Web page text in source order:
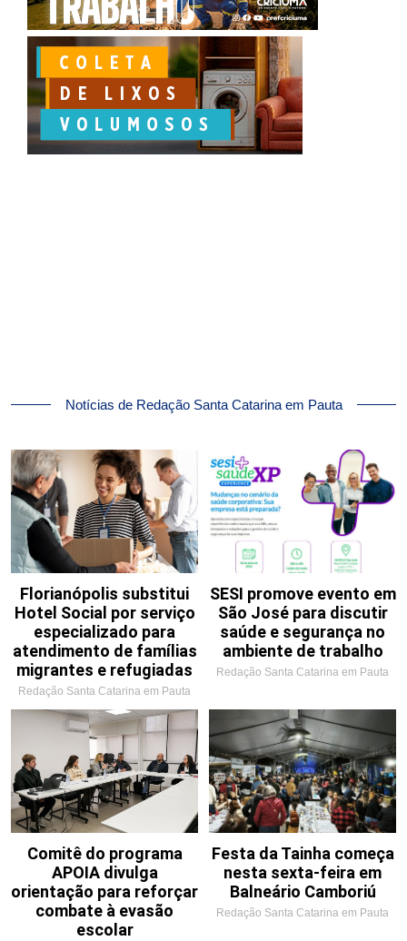
Notícias de Redação Santa Catarina em Pauta
Florianópolis substitui
Hotel Social por serviço
especializado para
atendimento de famílias
migrantes e refugiadas
Redação Santa Catarina em Pauta
SESI promove evento em
São José para discutir
saúde e segurança no
ambiente de trabalho
Redação Santa Catarina em Pauta
Comitê do programa
APOIA divulga
orientação para reforçar
combate à evasão
escolar
Festa da Tainha começa
nesta sexta-feira em
Balneário Camboriú
Redação Santa Catarina em Pauta